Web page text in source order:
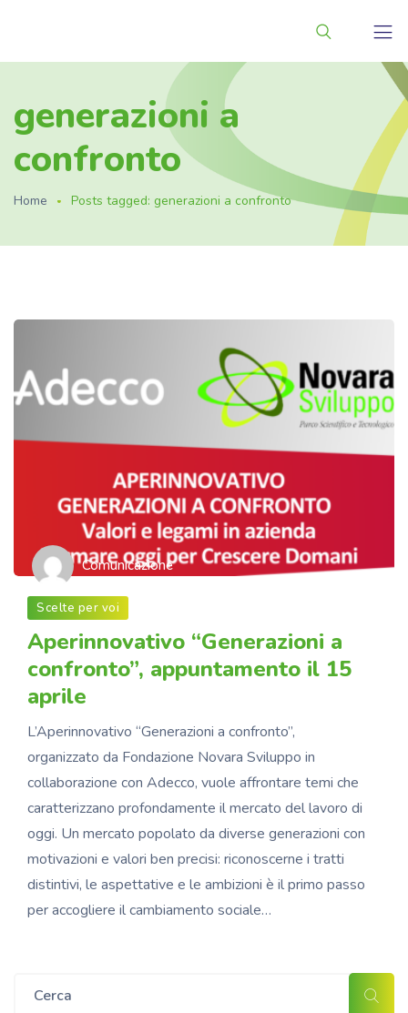
generazioni a
confronto
Home Posts tagged: generazioni a confronto
Comunicazione
Scelte per voi
Aperinnovativo “Generazioni a
confronto”, appuntamento il 15
aprile
L’Aperinnovativo “Generazioni a confronto”,
organizzato da Fondazione Novara Sviluppo in
collaborazione con Adecco, vuole affrontare temi che
caratterizzano profondamente il mercato del lavoro di
oggi. Un mercato popolato da diverse generazioni con
motivazioni e valori ben precisi: riconoscerne i tratti
distintivi, le aspettative e le ambizioni è il primo passo
per accogliere il cambiamento sociale…